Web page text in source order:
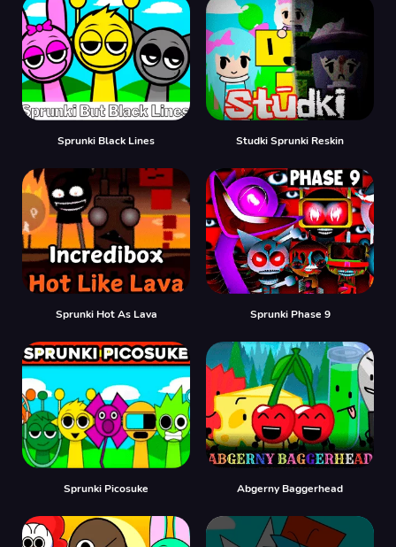
Sprunki Black Lines Studki Sprunki Reskin
Sprunki Hot As Lava Sprunki Phase 9
Sprunki Picosuke Abgerny Baggerhead